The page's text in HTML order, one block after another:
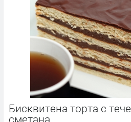
Бисквитена торта с
сметана